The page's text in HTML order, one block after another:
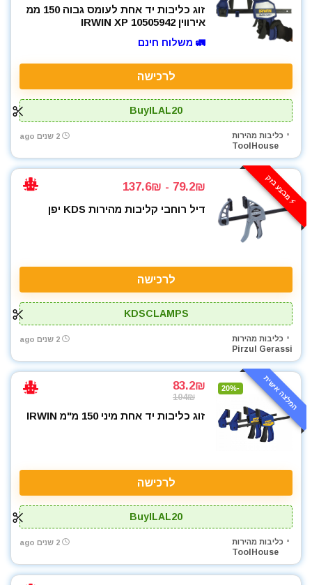
זוג כליבות יד אחת לעומס גבוה 150 ממ
אירווין IRWIN XP 10505942
🚛 משלוח חינם
לרכישה
BuyILAL20
כליבות מהירות
ToolHouse
2 שנים ago
⚡️ מבצע בזק 79.2₪ - 137.6₪
דיל רוחבי קליבות מהירות KDS יפן
לרכישה
KDSCLAMPS
כליבות מהירות
Pirzul Gerassi
2 שנים ago
המלצה אישית -20%
83.2₪
104₪
זוג כליבות יד אחת מיני 150 מ"מ IRWIN
לרכישה
BuyILAL20
כליבות מהירות
ToolHouse
2 שנים ago